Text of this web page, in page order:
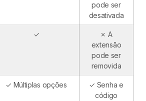
pode ser
desativada
✓
✗ A
extensão
pode ser
removida
✓ Múltiplas opções
✓ Senha e
código